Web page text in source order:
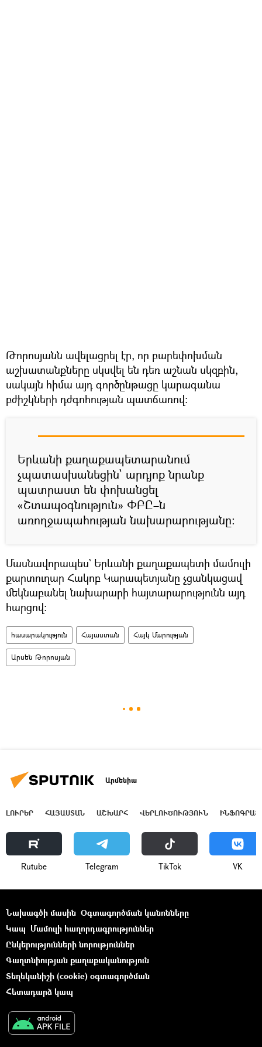
Թորոսյանն ավելացրել էր, որ բարեփոխման
աշխատանքները սկսվել են դեռ աշնան սկզբին,
սակայն հիմա այդ գործընթացը կարագանա
բժիշկների դժգոհության պատճառով։
Երևանի քաղաքապետարանում
չպատասխանեցին` արդյոք նրանք
պատրաստ են փոխանցել
«Շտապօգնություն» ՓԲԸ–ն
առողջապահության նախարարությանը։
Մասնավորապես` Երևանի քաղաքապետի մամուլի
քարտուղար Հակոբ Կարապետյանը չցանկացավ
մեկնաբանել նախարարի հայտարարությունն այդ
հարցով։
հասարակություն Հայաստան Հայկ Մարության
Արսեն Թորոսյան
Արմենիա
ԼՈՒՐԵՐ ՀԱՅԱՍՏԱՆ ԱՇԽԱՐՀ ՎԵՐԼՈՒԾՈՒԹՅՈՒՆ
Rutube Telegram ТikТоk VK
Նախագծի մասին Օգտագործման կանոնները
Կապ Մամուլի հաղորդագրություններ
Ընկերությունների նորություններ
Գաղտնիության քաղաքականություն
Տեղեկանիշի (cookie) օգտագործման
Հետադարձ կապ